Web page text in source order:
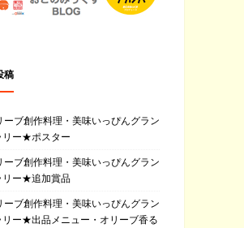
稿
ブ創作料理・美味いっぴんグラン
リー★ポスター
ブ創作料理・美味いっぴんグラン
リー★追加賞品
ブ創作料理・美味いっぴんグラン
リー★出品メニュー・オリーブ香る